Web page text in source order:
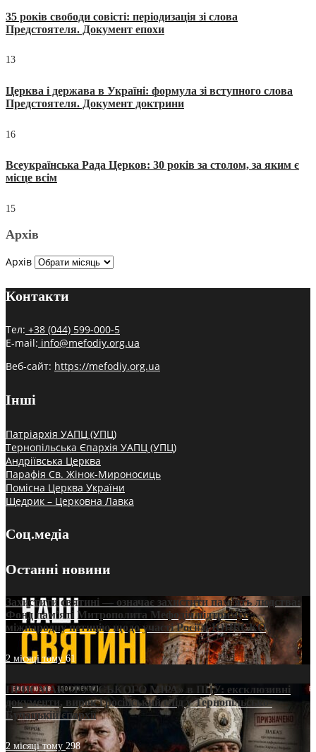
35 років свободи совісті: періодизація зі слова
Предстоятеля. Документ епохи
13
Церква і держава в Україні: формула зі вступного слова
Предстоятеля. Документ доктрини
16
Всеукраїнська Рада Церков: 30 років за столом, за яким є
місце всім
15
Архів
Архів
Контакти
Тел: +38 (044) 599-000-5
E-mail: info@mefodiy.org.ua
Веб-сайт: https://mefodiy.org.ua
Інші
Патріархія УАПЦ (УПЦ)
Тернопільська Єпархія УАПЦ (УПЦ)
Андріївська Церква
Парафія Св. Жінок-Мироносиць
Помісна Церква України
Щедрик – Церковна Лавка
Соц.медіа
Останні новини
Захистити святині — означає захистити пам’ять людства:
Фонд пам’яті Митрополита Мефодія підтримує
міжнародну петицію щодо участі Росії в ЮНЕСКО
2 місяці тому61
ПРИСМАК «РУССЬКОГО МІРА» в ПЦУ: ексклюзивні
документи, вирок і російський слід у Тернопільсько-
Бучацькій єпархії
2 місяці тому 298